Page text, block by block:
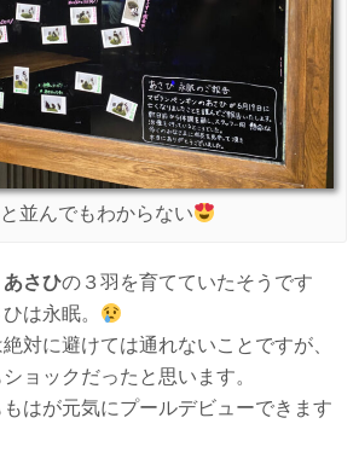
並んでもわからない
あさひの３羽を育てていたそうです
は永眠。
対に避けては通れないことですが、
ョックだったと思います。
はが元気にプールデビューできます